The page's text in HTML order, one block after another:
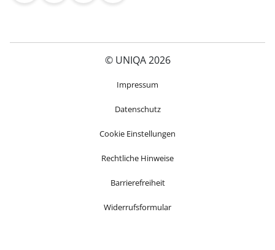
© UNIQA 2026
Impressum
Datenschutz
Cookie Einstellungen
Rechtliche Hinweise
Barrierefreiheit
Widerrufsformular